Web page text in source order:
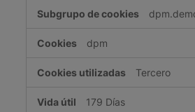
dpm
Tercero
179 Días